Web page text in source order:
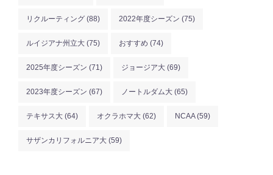
リクルーティング (88) 2022年度シーズン (75)
ルイジアナ州立大 (75) おすすめ (74)
2025年度シーズン (71) ジョージア大 (69)
2023年度シーズン (67) ノートルダム大 (65)
テキサス大 (64) オクラホマ大 (62) NCAA(59)
サザンカリフォルニア大 (59)